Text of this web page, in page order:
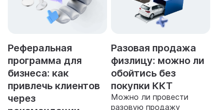
Реферальная
программа для
бизнеса: как
привлечь клиентов
через
Разовая продажа
физлицу: можно ли
обойтись без
покупки ККТ
Можно ли провести
разовую продажу